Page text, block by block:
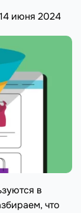
14 июня 2024
в
что